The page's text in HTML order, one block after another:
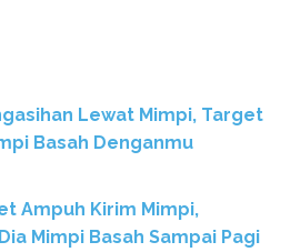
Lewat Mimpi, Target
Basah Denganmu
Ampuh Kirim Mimpi,
Mimpi Basah Sampai Pagi